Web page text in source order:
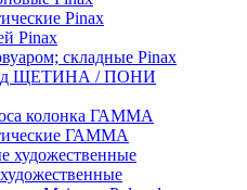
Pinax
Pinax
складные Pinax
ЩЕТИНА / ПОНИ
колонка ГАММА
ГАММА
художественные